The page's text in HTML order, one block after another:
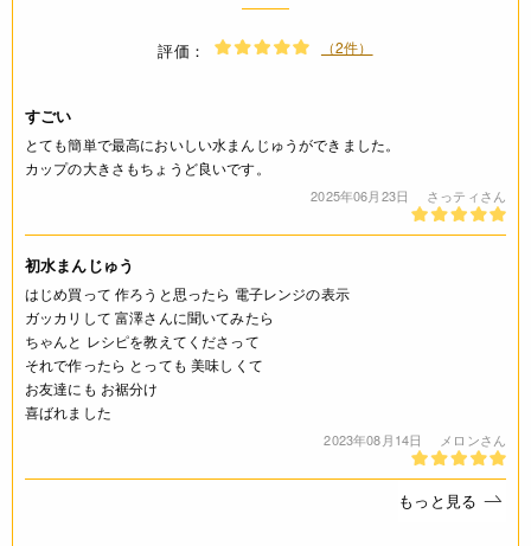
※製造日を起点とした期限です。
製造日から180日
なし(特定原材料8品目)
コンタミネーション
* 本品加工所では小麦・乳成分・卵・そば・落花生・えび・か
に・くるみを含む食品も扱っています。(特定原材料8品目中)
(1箱300g当たり) エネルギー 900kcal たんぱく質 10.9g 脂質
1.0g 炭水化物 219.2g 食塩相当量 0.1g *この表示値は、目安
評価： （2件）
すごい
とても簡単で最高においしい水まんじゅうができました。
カップの大きさもちょうど良いです。
2025年06月23日 さっティさん
初水まんじゅう
はじめ買って 作ろうと思ったら 電子レンジの表示
ガッカリして 富澤さんに聞いてみたら
ちゃんと レシピを教えてくださって
それで作ったら とっても 美味しくて
お友達にも お裾分け
喜ばれました
2023年08月14日 メロンさん
もっと見る